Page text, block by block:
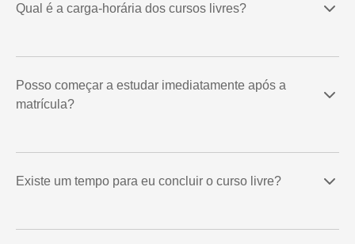
Qual é a carga-horária dos cursos livres?
Posso começar a estudar imediatamente após a
matrícula?
Existe um tempo para eu concluir o curso livre?